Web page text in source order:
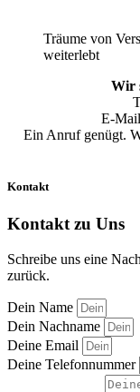
Träume von
weiterlebt
Wir
E-
Ein Anruf genügt.
Kontakt
Kontakt zu Uns
Schreibe uns eine
zurück.
Dein Name
Dein Nachname
Deine Email
Deine Telefonnummer